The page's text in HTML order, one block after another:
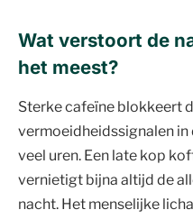
Wat verstoort de
het meest?
Sterke cafeïne blokkeert
vermoeidheidssignalen in
veel uren. Een late kop
vernietigt bijna altijd de
nacht. Het menselijke